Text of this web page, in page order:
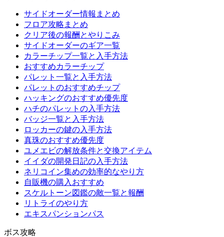
サイドオーダー情報まとめ
フロア攻略まとめ
クリア後の報酬とやりこみ
サイドオーダーのギア一覧
カラーチップ一覧と入手方法
おすすめカラーチップ
パレット一覧と入手方法
パレットのおすすめチップ
ハッキングのおすすめ優先度
ハチのパレットの入手方法
バッジ一覧と入手方法
ロッカーの鍵の入手方法
真珠のおすすめ優先度
ユメエビの解放条件と交換アイテム
イイダの開発日記の入手方法
ネリコイン集めの効率的なやり方
自販機の購入おすすめ
スケルトーン図鑑の敵一覧と報酬
リトライのやり方
エキスパンションパス
ボス攻略